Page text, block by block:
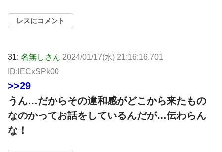
レスにコメント
31: 名無しさん 2024/01/17(水) 21:16:16.701
ID:lECxSPk00
>>29
うん…だからその違和感がどこから来たもの
なのかってお話をしているんだが…伝わらん
な！